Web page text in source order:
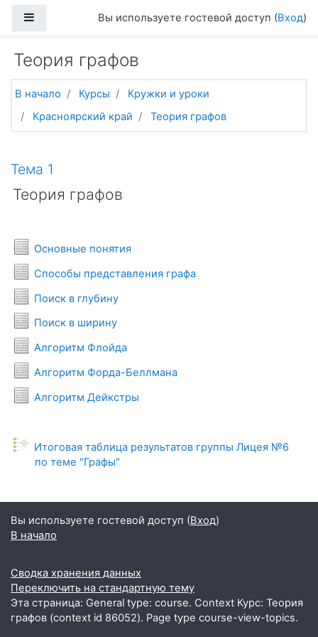
Боковая панельВы используете гостевой доступ (Вход)
Теория графов
В начало Курсы
Кружки и уроки
Красноярский край
Теория графов
Тематический план
Тема 1
Теория графов
Основные понятияУсловия задач
Способы представления графаУсловия задач
Поиск в глубинуУсловия задач
Поиск в ширинуУсловия задач
Алгоритм ФлойдаУсловия задач
Алгоритм Форда-БеллманаУсловия задач
Алгоритм ДейкстрыУсловия задач
Итоговая таблица результатов группы Лицея №6
по теме "Графы"
Monitor
Вы используете гостевой доступ (Вход)
В начало
Сводка хранения данных
Переключить на стандартную тему
Эта страница: General type: course. Context Курс: Теория
графов (context id 86052). Page type course-view-topics.